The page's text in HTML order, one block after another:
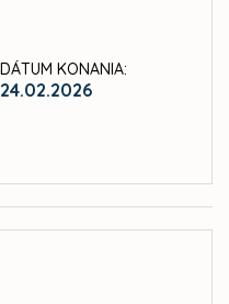
DÁTUM KONANIA:
24.02.2026